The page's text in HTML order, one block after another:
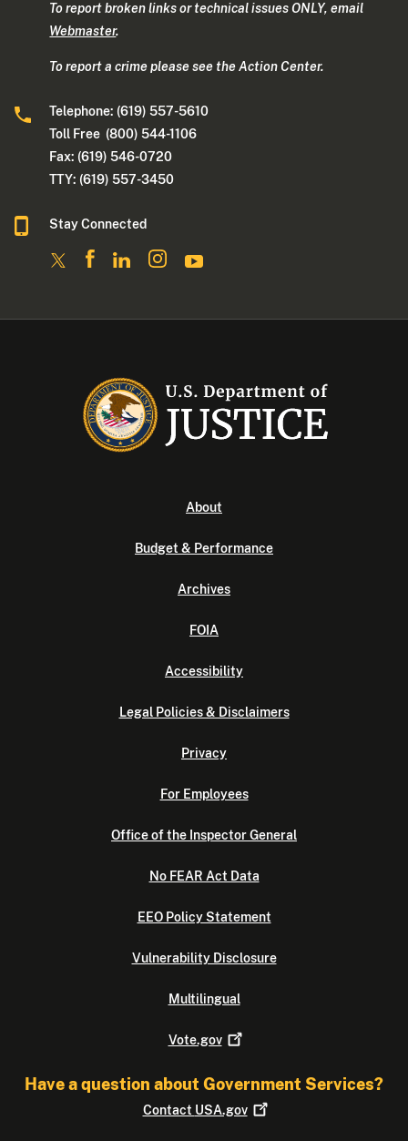
To report broken links or technical issues ONLY, email
Webmaster.
To report a crime please see the Action Center.
Telephone: (619) 557-5610
Toll Free (800) 544-1106
Fax: (619) 546-0720
TTY: (619) 557-3450
Stay Connected
About
Budget & Performance
Archives
FOIA
Accessibility
Legal Policies & Disclaimers
Privacy
For Employees
Office of the Inspector General
No FEAR Act Data
EEO Policy Statement
Vulnerability Disclosure
Multilingual
Vote.gov
Have a question about Government Services?
Contact USA.gov